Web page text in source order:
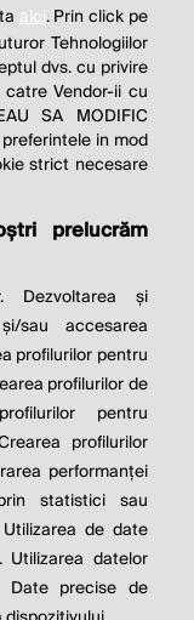
OF
ITS
rezervate.
noi
de
aici. Prin click pe
Tehnologiilor
dvs. cu privire
Vendor-ii cu
SA MODIFIC
in mod
strict necesare
prelucrăm
Dezvoltarea și
sau accesarea
profilurilor pentru
profilurilor de
pentru
profilurilor
performanței
statistici sau
de date
datelor
Date precise de